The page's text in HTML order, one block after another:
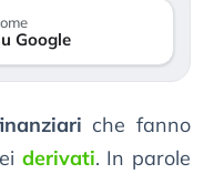
Google
che fanno
derivati. In parole